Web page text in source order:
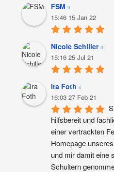
FSM
15:46 15 Jan 22
Nicole Schiller
15:16 25 Jul 21
Ira Foth
16:03 27 Feb 21
hilfsbereit und
einer vertrackten
Homepage
und mir damit eine
Schultern